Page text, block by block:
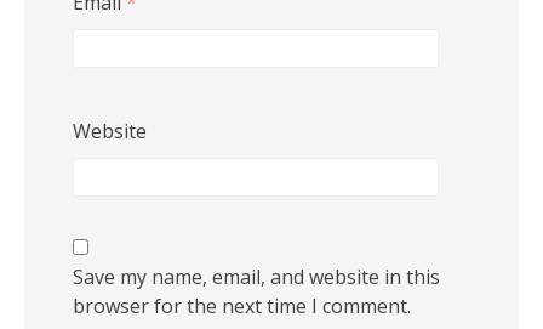
Website
Save my name, email, and website in this
browser for the next time I comment.